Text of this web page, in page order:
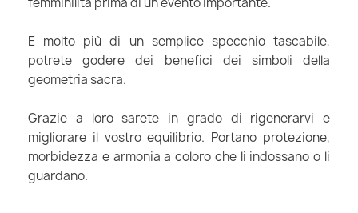
E molto più di un semplice specchio tascabile,
potrete godere dei benefici dei simboli della
geometria sacra.
Grazie a loro sarete in grado di rigenerarvi e
migliorare il vostro equilibrio. Portano protezione,
morbidezza e armonia a coloro che li indossano o li
guardano.